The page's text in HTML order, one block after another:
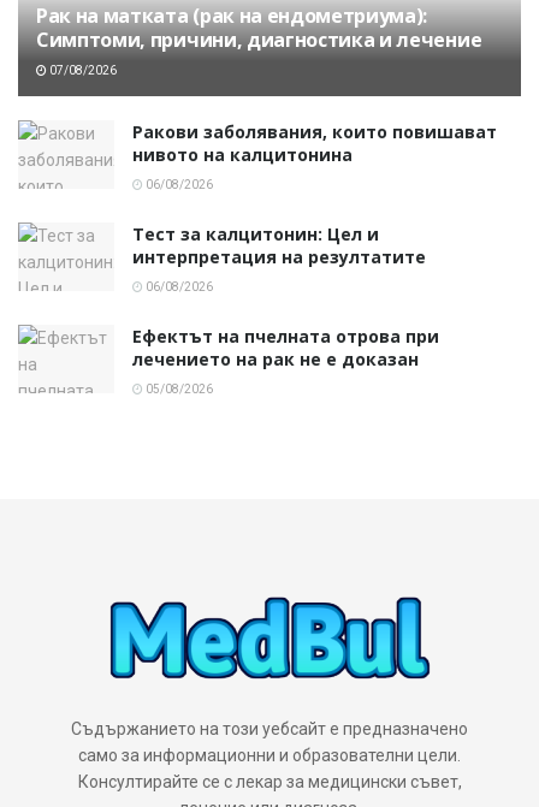
Рак на матката (рак на ендометриума):
Симптоми, причини, диагностика и лечение
07/08/2026
Ракови заболявания, които повишават
нивото на калцитонина
06/08/2026
Тест за калцитонин: Цел и
интерпретация на резултатите
06/08/2026
Ефектът на пчелната отрова при
лечението на рак не е доказан
05/08/2026
Съдържанието на този уебсайт е предназначено
само за информационни и образователни цели.
Консултирайте се с лекар за медицински съвет,